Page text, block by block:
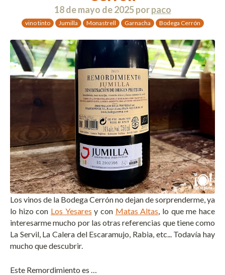
18 de mayo de 2025porpaco
vino tinto Jumilla Monastrell Garnacha Bodega Cerrón
Los vinos de la Bodega Cerrón no dejan de sorprenderme, ya
lo hizo con Los Yesares y con Matas Altas , lo que me hace
interesarme mucho por las otras referencias que tiene como
La Servil, La Calera del Escaramujo, Rabia, etc... Todavía hay
mucho que descubrir.
Este Remordimiento es …